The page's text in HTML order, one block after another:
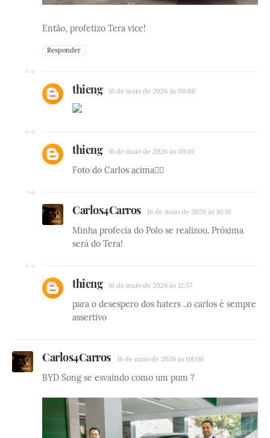
Então, profetizo Tera vice!
Responder
thieng 16 de maio de 2026 às 08:06
thieng 16 de maio de 2026 às 09:10
Foto do Carlos acima☝🏼
Carlos4Carros 16 de maio de 2026 às 10:10
Minha profecia do Polo se realizou. Próxima
será do Tera!
thieng 16 de maio de 2026 às 12:57
para o desespero dos haters ..o carlos é sempre
assertivo
Carlos4Carros 16 de maio de 2026 às 08:06
BYD Song se esvaindo como um pum ?